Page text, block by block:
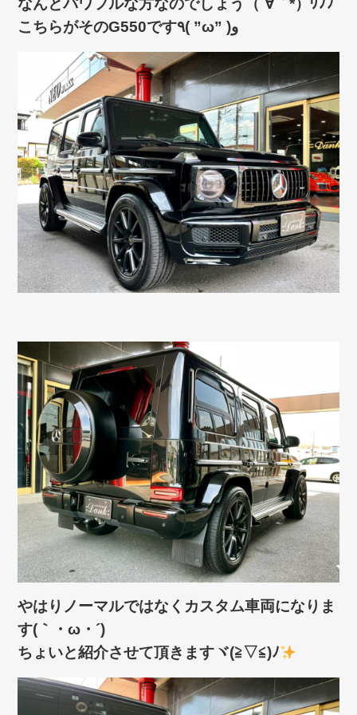
こちらがそのG550です٩( ”ω” )و
やはりノーマルではなくカスタム車両になりま
す(｀・ω・´)ゞ
ちょいと紹介させて頂きますヾ(≧▽≦)ﾉ